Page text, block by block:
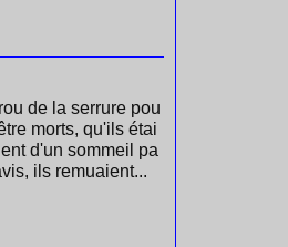
de la serrure pou
morts, qu'ils étai
d'un sommeil pa
ils remuaient...